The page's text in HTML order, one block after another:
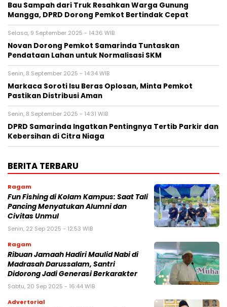
Bau Sampah dari Truk Resahkan Warga Gunung
Mangga, DPRD Dorong Pemkot Bertindak Cepat
Selasa, 9 September 2025 - 14:36 WIB
Novan Dorong Pemkot Samarinda Tuntaskan
Pendataan Lahan untuk Normalisasi SKM
Senin, 8 September 2025 - 14:34 WIB
Markaca Soroti Isu Beras Oplosan, Minta Pemkot
Pastikan Distribusi Aman
Senin, 8 September 2025 - 14:31 WIB
DPRD Samarinda Ingatkan Pentingnya Tertib Parkir dan
Kebersihan di Citra Niaga
BERITA TERBARU
Ragam
Fun Fishing di Kolam Kampus: Saat Tali
Pancing Menyatukan Alumni dan
Civitas Unmul
Senin, 22 Sep 2025 - 12:53 WIB
Ragam
Ribuan Jamaah Hadiri Maulid Nabi di
Madrasah Darussalam, Santri
Didorong Jadi Generasi Berkarakter
Sabtu, 20 Sep 2025 - 16:44 WIB
Advertorial